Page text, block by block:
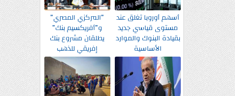
أسهم أوروبا تغلق عند
مستوى قياسي جديد
بقيادة البنوك والموارد
الأساسية
”المركزي المصري”
و”أفريكسيم بنك”
يطلقان مشروع بنك
إفريقي للذهب